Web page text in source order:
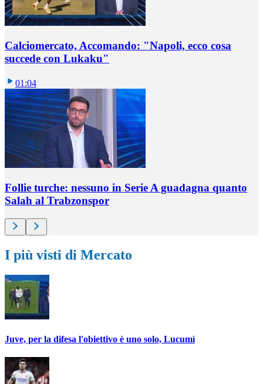
Calciomercato, Accomando: "Napoli, ecco cosa
succede con Lukaku"
01:04
Follie turche: nessuno in Serie A guadagna quanto
Salah al Trabzonspor
I più visti di Mercato
Juve, per la difesa l'obiettivo è uno solo, Lucumì